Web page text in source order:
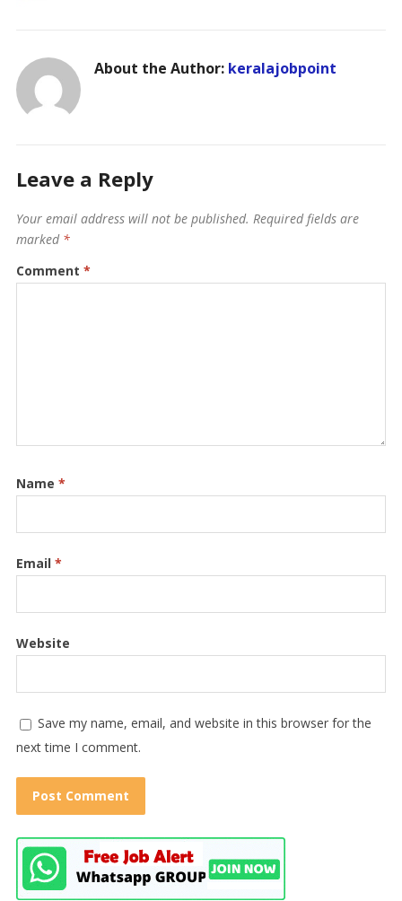
About the Author: keralajobpoint
Leave a Reply
Your email address will not be published. Required fields are
marked *
Comment *
Name *
Email *
Website
Save my name, email, and website in this browser for the
next time I comment.